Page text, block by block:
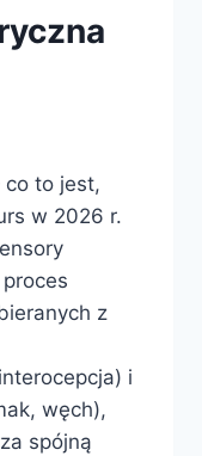
co to jest,
w 2026 r.
z
i
węch),
spójną